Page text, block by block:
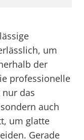
um
der
professionelle
das
auch
um glatte
Gerade